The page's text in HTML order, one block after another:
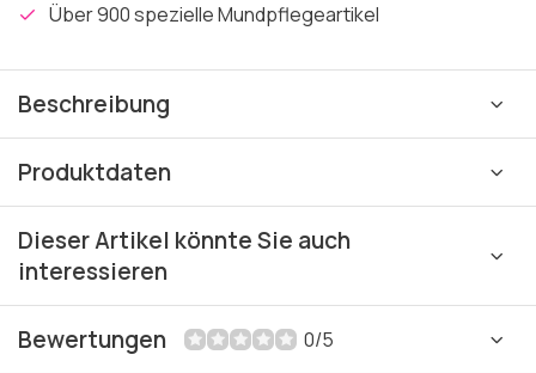
Über 900 spezielle Mundpflegeartikel
Beschreibung
Produktdaten
Dieser Artikel könnte Sie auch
interessieren
Bewertungen 0/5